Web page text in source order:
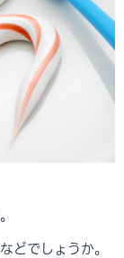
どでしょうか。